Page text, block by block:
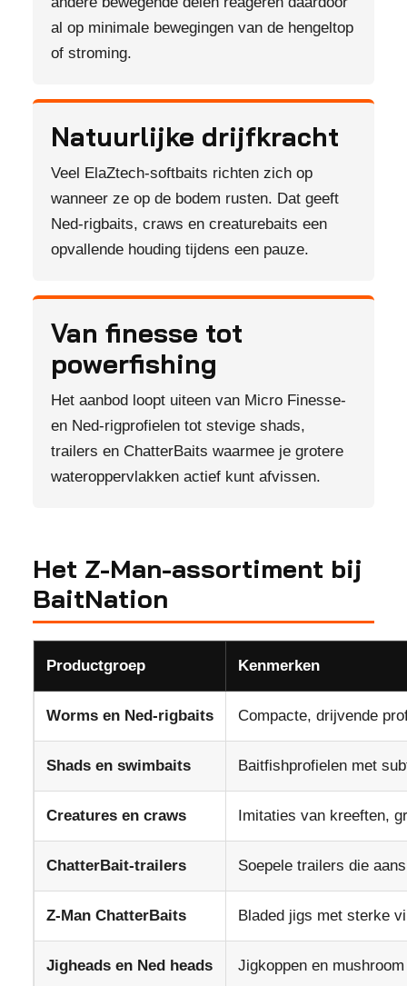
al op minimale bewegingen van de hengeltop
of stroming.
Natuurlijke drijfkracht
Veel ElaZtech-softbaits richten zich op
wanneer ze op de bodem rusten. Dat geeft
Ned-rigbaits, craws en creaturebaits een
opvallende houding tijdens een pauze.
Van finesse tot
powerfishing
Het aanbod loopt uiteen van Micro Finesse-
en Ned-rigprofielen tot stevige shads,
trailers en ChatterBaits waarmee je grotere
wateroppervlakken actief kunt afvissen.
Het Z-Man-assortiment bij
BaitNation
Productgroep Kenmerken
Worms en Ned-rigbaits Compacte, drijvende
Shads en swimbaits Baitfishprofielen met
Creatures en craws Imitaties van kreeften,
ChatterBait-trailers Soepele trailers die
Z-Man ChatterBaits Bladed jigs met sterke
Jigheads en Ned heads Jigkoppen en